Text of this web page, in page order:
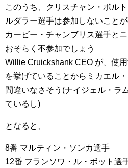
このうち、クリスチャン・ボル
ルダラー選手は参加しないこと
カービー・チャンブリス選手と
おそらく不参加でしょう
Willie Cruickshank CEO が、使
を挙げていることからミカエル
間違いなさそう(ナイジェル・ラ
ているし)
となると、
8番 マルティン・ソンカ選手
12番 フランソワ・ル・ボット選